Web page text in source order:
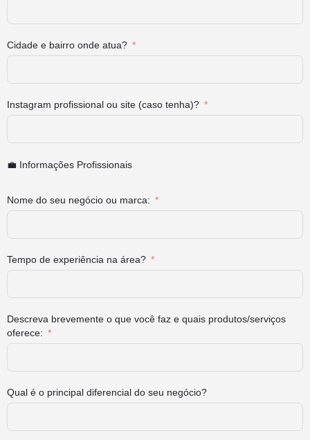
Cidade e bairro onde atua?
Instagram profissional ou site (caso tenha)?
💼 Informações Profissionais
Nome do seu negócio ou marca:
Tempo de experiência na área?
Descreva brevemente o que você faz e quais produtos/serviços
oferece:
Qual é o principal diferencial do seu negócio?